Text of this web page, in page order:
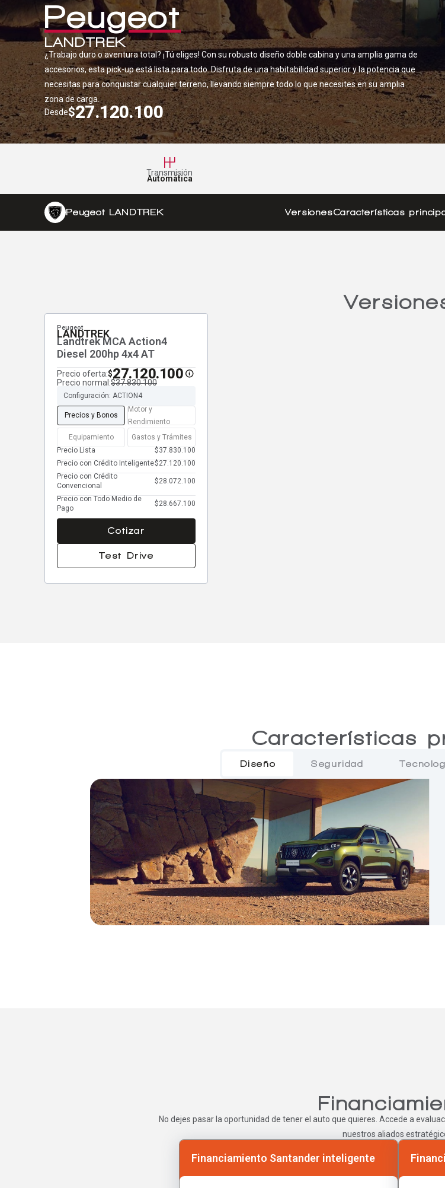
Peugeot
LANDTREK
¿Trabajo duro o aventura total? ¡Tú eliges! Con su robusto diseño doble cabina y una amplia gama de
accesorios, esta pick-up está lista para todo. Disfruta de una habitabilidad superior y la potencia que
necesitas para conquistar cualquier terreno, llevando siempre todo lo que necesites en su amplia
zona de carga.
Desde$27.120.100
Transmisión
Automática
Peugeot LANDTREK VersionesCaracterísticas
Peugeot
LANDTREK
Landtrek MCA Action4
Diesel 200hp 4x4 AT
Precio oferta:$27.120.100
Precio normal:$37.830.100
Configuración: ACTION4
Precios y Bonos
Motor y
Rendimiento
Equipamiento
Gastos y Trámites
Precio Lista
$37.830.100
Precio con Crédito Inteligente$27.120.100
Precio con Crédito
Convencional
$28.072.100
Precio con Todo Medio de
Pago
$28.667.100
Cotizar
Test Drive
Características
Diseño Seguridad
No dejes pasar la oportunidad de tener el auto que quieres. Accede a
nuestros aliados
Financiamiento Santander inteligente